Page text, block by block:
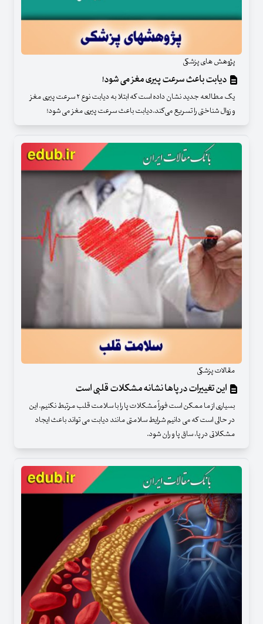
پژوهش های پزشکی
دیابت باعث سرعت پیری مغز می شود!
یک مطالعه جدید نشان داده است که ابتلا به دیابت نوع ۲ سرعت پیری مغز
و زوال شناختی را تسریع می‌کند.دیابت باعث سرعت پیری مغز می شود!
مقالات پزشکی
این تغییرات در پاها نشانه مشکلات قلبی است
بسیاری از ما ممکن است فوراً مشکلات پا را با سلامت قلب مرتبط نکنیم. این
در حالی است که می دانیم شرایط سلامتی مانند دیابت می تواند باعث ایجاد
مشکلاتی در پا، ساق پا و ران شود.